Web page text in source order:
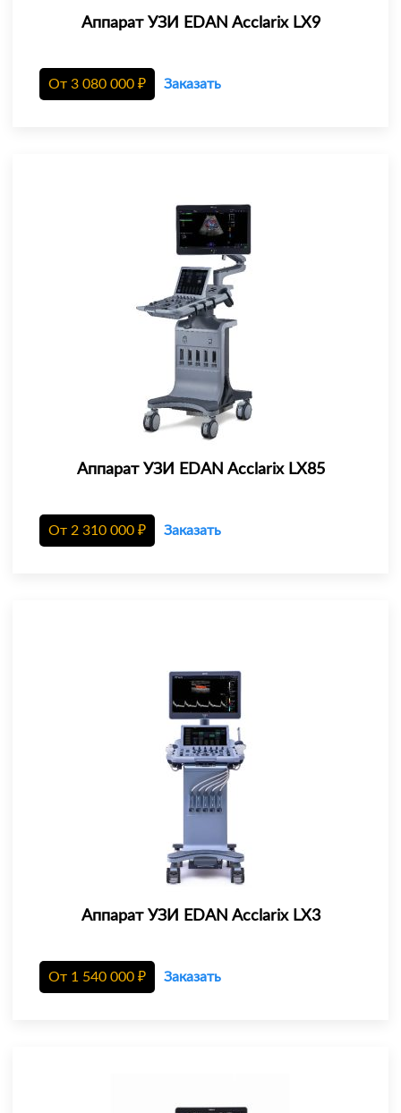
Аппарат УЗИ EDAN Acclarix LX9
От 3 080 000 ₽ Заказать
Аппарат УЗИ EDAN Acclarix LX85
От 2 310 000 ₽ Заказать
Аппарат УЗИ EDAN Acclarix LX3
От 1 540 000 ₽ Заказать